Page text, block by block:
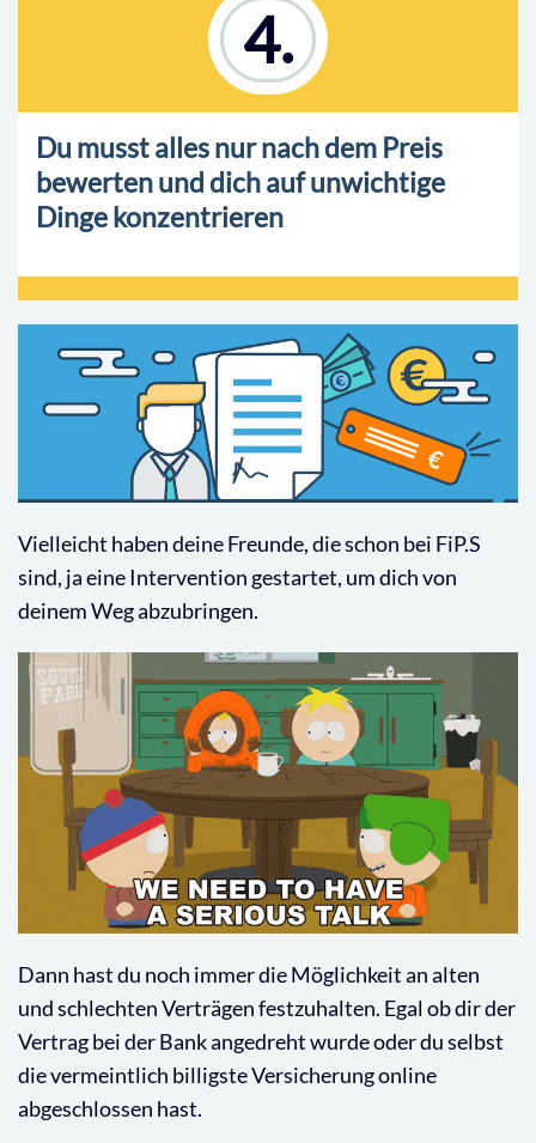
4.
Du musst alles nur nach dem Preis
bewerten und dich auf unwichtige
Dinge konzentrieren
Vielleicht haben deine Freunde, die schon bei FiP.S
sind, ja eine Intervention gestartet, um dich von
deinem Weg abzubringen.
Dann hast du noch immer die Möglichkeit an alten
und schlechten Verträgen festzuhalten. Egal ob dir der
Vertrag bei der Bank angedreht wurde oder du selbst
die vermeintlich billigste Versicherung online
abgeschlossen hast.